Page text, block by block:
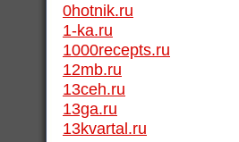
0hotnik.ru
1-ka.ru
1000recepts.ru
12mb.ru
13ceh.ru
13ga.ru
13kvartal.ru